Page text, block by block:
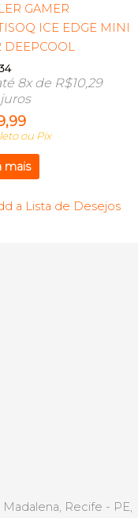
GAMER
ICE EDGE MINI
DEEPCOOL
8x de R$10,29
ou Pix
mais
a Lista de Desejos
Recife - PE,